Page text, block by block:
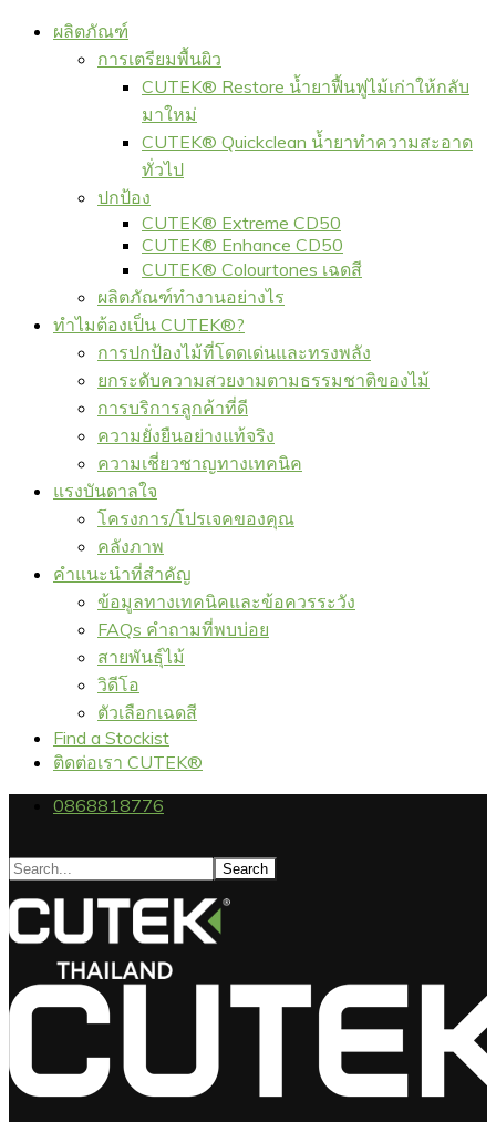
ผลิตภัณฑ์
การเตรียมพื้นผิว
CUTEK® Restore น้ำยาฟื้นฟูไม้เก่าให้กลับ
มาใหม่
CUTEK® Quickclean น้ำยาทำความสะอาด
ทั่วไป
ปกป้อง
CUTEK® Extreme CD50
CUTEK® Enhance CD50
CUTEK® Colourtones เฉดสี
ผลิตภัณฑ์ทำงานอย่างไร
ทำไมต้องเป็น CUTEK®?
การปกป้องไม้ที่โดดเด่นและทรงพลัง
ยกระดับความสวยงามตามธรรมชาติของไม้
การบริการลูกค้าที่ดี
ความยั่งยืนอย่างแท้จริง
ความเชี่ยวชาญทางเทคนิค
แรงบันดาลใจ
โครงการ/โปรเจคของคุณ
คลังภาพ
คำแนะนำที่สำคัญ
ข้อมูลทางเทคนิคและข้อควรระวัง
FAQs คำถามที่พบบ่อย
สายพันธุ์ไม้
วิดีโอ
ตัวเลือกเฉดสี
Find a Stockist
ติดต่อเรา CUTEK®
0868818776